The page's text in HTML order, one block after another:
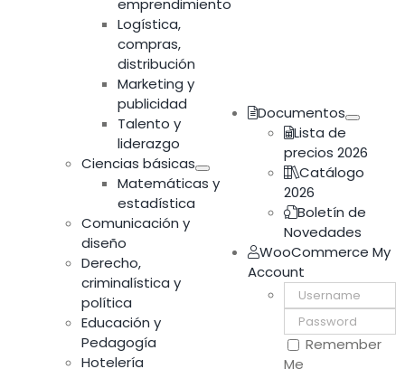
emprendimiento
Logística,
compras,
distribución
Marketing y
publicidad
Talento y
liderazgo
Ciencias básicas
Matemáticas y
estadística
Comunicación y
diseño
Derecho,
criminalística y
política
Educación y
Pedagogía
Hotelería
Documentos
Lista de
precios 2026
Catálogo
2026
Boletín de
Novedades
WooCommerce My
Account
Username:
Password:
Remember
Me